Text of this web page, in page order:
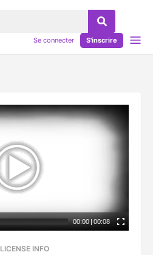
Se connecter S'inscrire
00:00 |00:08
LICENSE INFO